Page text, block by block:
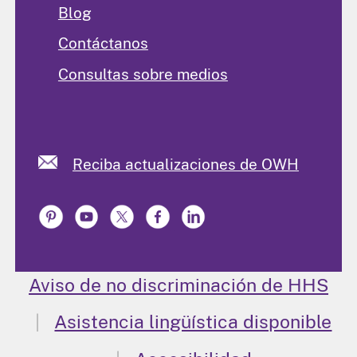
Blog
Contáctanos
Consultas sobre medios
Reciba actualizaciones de OWH
Aviso de no discriminación de HHS
Asistencia lingüística disponible